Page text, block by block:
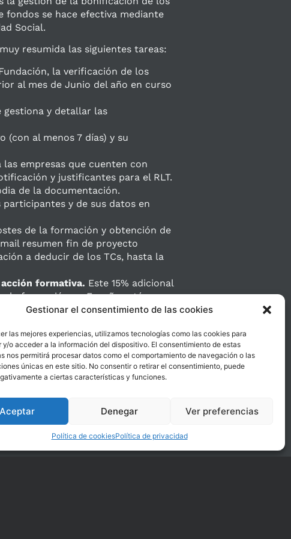
Gestionar el consentimiento de las cookies
las mejores experiencias, utilizamos tecnologías como las cookies para
y/o acceder a la información del dispositivo. El consentimiento de estas
nos permitirá procesar datos como el comportamiento de navegación o las
únicas en este sitio. No consentir o retirar el consentimiento, puede
a ciertas características y funciones.
Aceptar Denegar Ver preferencias
Política de cookiesPolítica de privacidad
fondos se hace efectiva mediante
Social.
resumida las siguientes tareas:
la verificación de los
al mes de Junio del año en curso
gestiona y detallar las
al menos 7 días) y su
empresas que cuenten con
y justificantes para el RLT.
de la documentación.
y de sus datos en
de la formación y obtención de
resumen fin de proyecto
a deducir de los TCs, hasta la
formativa. Este 15% adicional
la formación en España está
importe de gestión se considera
la gestión dela bonificación y las
por lo que permite a las empresas
Cloudimpulsion,bonificar de
5% será coste para la empresa.